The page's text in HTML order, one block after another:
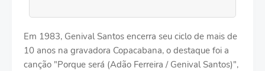
Em 1983, Genival Santos encerra seu ciclo de mais de
10 anos na gravadora Copacabana, o destaque foi a
canção "Porque será (Adão Ferreira / Genival Santos)",